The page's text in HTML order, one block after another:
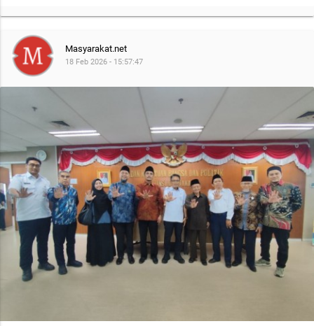
Masyarakat.net
18 Feb 2026 - 15:57:47